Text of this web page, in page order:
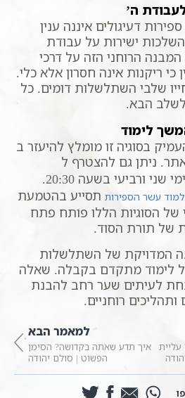
ה’
דעיגולים איננה ענין
ישירות על עבודת
הרוחני הזה על דרכי
ריקנות אינה חסרון אלא כלי.
שלבי השתלשלות דומים. כל
הבא.
לימוד
בסוגיה זו מומלץ להיעזר ב
ניתן גם להצטרף ל
בימי שני ורביעי בשעה 20:30.
עשר הספירות תסייע בהטמעת
של הסוגיות הללו פותח פתח
של תורת הסוד.
המדויקת של השתלשלות
לימוד מתקדם בקבלה. שאלה
לעיתים שער רחב להבנת
רוחניים.
עליית
למאמר הבא
איך תדע שאתה בקדושה? הסימן
הפשוט | סולם יהודה